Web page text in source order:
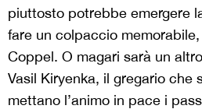
piuttosto potrebbe emergere
fare un colpaccio
Coppel. O magari sarà un
Vasil Kiryenka, il gregario che
mettano l’animo in pace i